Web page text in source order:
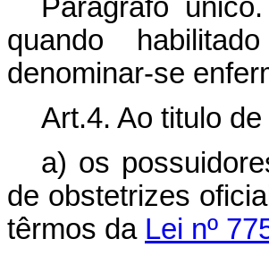
Parágrafo
quando
denominar-se
Art.4. Ao titulo
a) os
de obstetrizes
têrmos da Lei nº